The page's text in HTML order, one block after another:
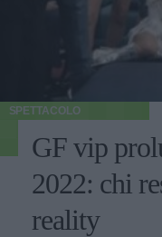
SPETTACOLO
GF vip
2022: chi
reality